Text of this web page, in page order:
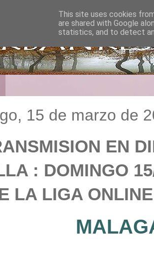
15 de marzo de
EN
: DOMINGO
LA LIGA
This site uses cookies
are shared with Google
statistics, and to detect